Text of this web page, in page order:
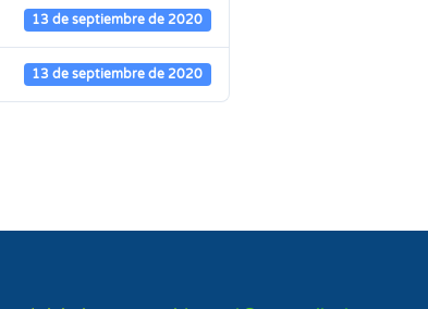
13 de septiembre de 2020
13 de septiembre de 2020